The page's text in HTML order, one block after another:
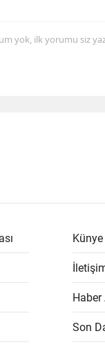
yok, ilk yorumu siz
Künye
Haber
Son